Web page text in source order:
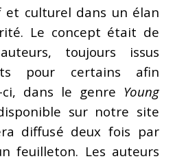
et culturel dans un élan
Le concept était de
toujours issus
pour certains afin
ci, dans le genre Young
sur notre site
diffusé deux fois par
feuilleton. Les auteurs